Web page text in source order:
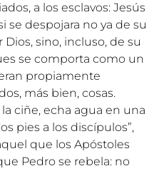
a los esclavos: Jesús
se despojara no ya de su
Dios, sino, incluso, de su
se comporta como un
propiamente
más bien, cosas.
ciñe, echa agua en una
pies a los discípulos”,
que los Apóstoles
Pedro se rebela: no